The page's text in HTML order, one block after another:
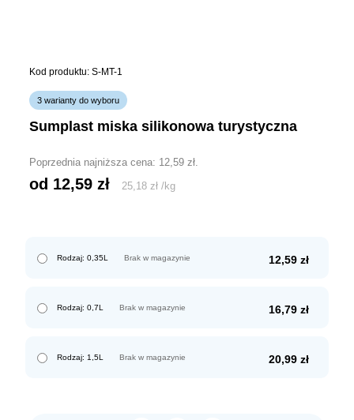
Kod produktu: S-MT-1
3 warianty do wyboru
sumplast miska silikonowa turystyczna
Poprzednia najniższa cena: 12,59zł.
od 12,59zł 25,18zł /kg
Rodzaj: 0,35L 12,59 zł
Brak w magazynie
Rodzaj: 0,7L 16,79 zł
Brak w magazynie
Rodzaj: 1,5L 20,99 zł
Brak w magazynie